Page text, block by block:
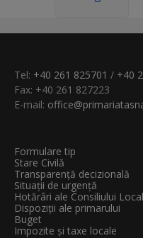
Tel: +40 261 825701 / +40
Fax: +40 261 827223
E-mail:
Formulare tip
Stare Civilă
Transparenţă decizională
Situații de urgență
Hotărâri ale Consiliului Local
Dispoziții ale primarului
Buget
Impozite și taxe locale